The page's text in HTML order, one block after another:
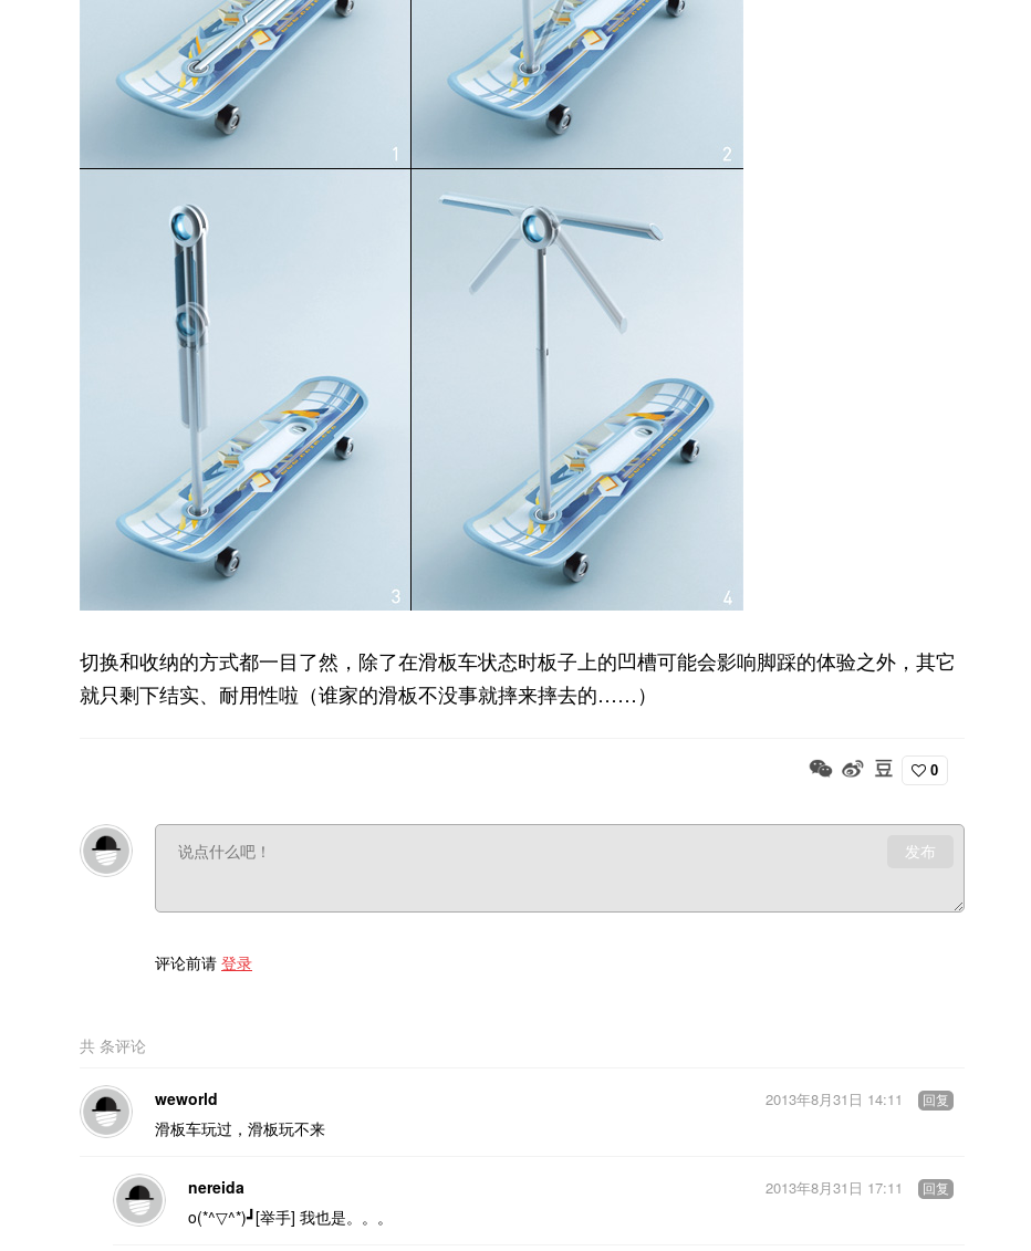
切换和收纳的方式都一目了然，除了在滑板车状态时板子上的凹槽可能会影响脚踩的体验之外，其它
就只剩下结实、耐用性啦（谁家的滑板不没事就摔来摔去的……）
0
发布
评论前请 登录
共 条评论
weworld
滑板车玩过，滑板玩不来
2013年8月31日 14:11 回复
nereida
o(*^▽^*)┛[举手] 我也是。。。
2013年8月31日 17:11 回复